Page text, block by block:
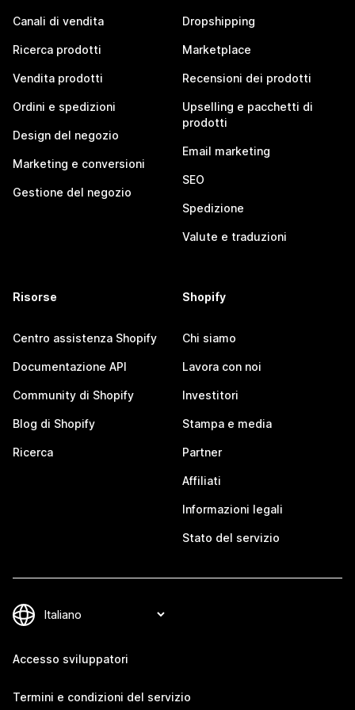
Canali di vendita
Ricerca prodotti
Vendita prodotti
Ordini e spedizioni
Design del negozio
Marketing e conversioni
Gestione del negozio
Dropshipping
Marketplace
Recensioni dei prodotti
Upselling e pacchetti di
prodotti
Email marketing
SEO
Spedizione
Valute e traduzioni
Risorse
Centro assistenza Shopify
Documentazione API
Community di Shopify
Blog di Shopify
Ricerca
Shopify
Chi siamo
Lavora con noi
Investitori
Stampa e media
Partner
Affiliati
Informazioni legali
Stato del servizio
Accesso sviluppatori
Termini e condizioni del servizio